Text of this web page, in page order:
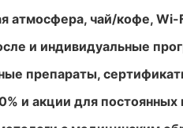
атмосфера, чай/кофе, Wi-
и индивидуальные
препараты,
и акции для постоянных